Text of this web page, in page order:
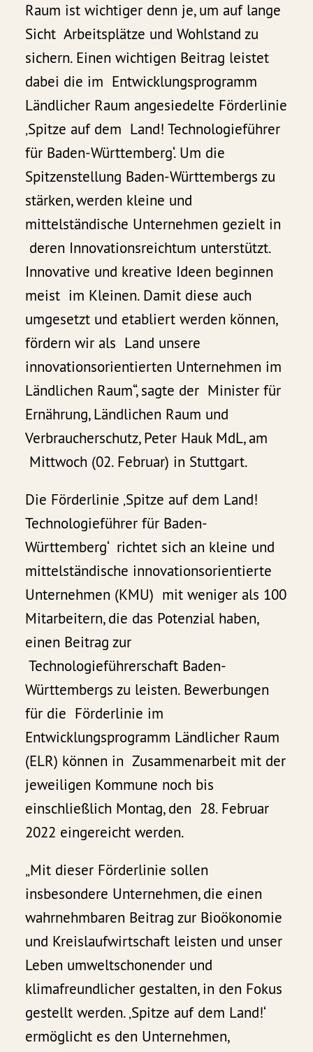
Raum ist wichtiger denn je, um auf lange
Sicht Arbeitsplätze und Wohlstand zu
sichern. Einen wichtigen Beitrag leistet
dabei die im Entwicklungsprogramm
Ländlicher Raum angesiedelte Förderlinie
‚Spitze auf dem Land! Technologieführer
für Baden-Württemberg‘. Um die
Spitzenstellung Baden-Württembergs zu
stärken, werden kleine und
mittelständische Unternehmen gezielt in
deren Innovationsreichtum unterstützt.
Innovative und kreative Ideen beginnen
meist im Kleinen. Damit diese auch
umgesetzt und etabliert werden können,
fördern wir als Land unsere
innovationsorientierten Unternehmen im
Ländlichen Raum“, sagte der Minister für
Ernährung, Ländlichen Raum und
Verbraucherschutz, Peter Hauk MdL, am
Mittwoch (02. Februar) in Stuttgart.
Die Förderlinie ‚Spitze auf dem Land!
Technologieführer für Baden-
Württemberg‘ richtet sich an kleine und
mittelständische innovationsorientierte
Unternehmen (KMU) mit weniger als 100
Mitarbeitern, die das Potenzial haben,
einen Beitrag zur
Technologieführerschaft Baden-
Württembergs zu leisten. Bewerbungen
für die Förderlinie im
Entwicklungsprogramm Ländlicher Raum
(ELR) können in Zusammenarbeit mit der
jeweiligen Kommune noch bis
einschließlich Montag, den 28. Februar
2022 eingereicht werden.
„Mit dieser Förderlinie sollen
insbesondere Unternehmen, die einen
wahrnehmbaren Beitrag zur Bioökonomie
und Kreislaufwirtschaft leisten und unser
Leben umweltschonender und
klimafreundlicher gestalten, in den Fokus
gestellt werden. ‚Spitze auf dem Land!‘
ermöglicht es den Unternehmen,